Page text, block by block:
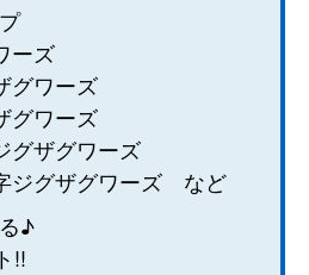
ーズ
グワーズ
グワーズ
グザグワーズ
ジグザグワーズ など
♪
!!